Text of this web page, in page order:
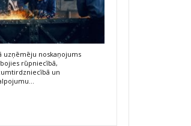
uzņēmēju noskaņojums
rūpniecībā,
un